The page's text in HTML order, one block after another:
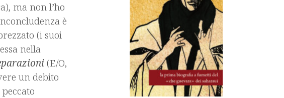
ma non l’ho
è
(i suoi
nella
(E/O,
un debito